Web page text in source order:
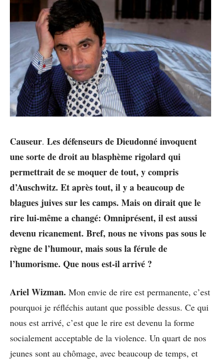
Causeur. Les défenseurs de Dieudonné invoquent
une sorte de droit au blasphème rigolard qui
permettrait de se moquer de tout, y compris
d’Auschwitz. Et après tout, il y a beaucoup de
blagues juives sur les camps. Mais on dirait que le
rire lui-même a changé: Omniprésent, il est aussi
devenu ricanement. Bref, nous ne vivons pas sous le
règne de l’humour, mais sous la férule de
l’humorisme. Que nous est-il arrivé ?
Ariel Wizman. Mon envie de rire est permanente, c’est
pourquoi je réfléchis autant que possible dessus. Ce qui
nous est arrivé, c’est que le rire est devenu la forme
socialement acceptable de la violence. Un quart de nos
jeunes sont au chômage, avec beaucoup de temps, et